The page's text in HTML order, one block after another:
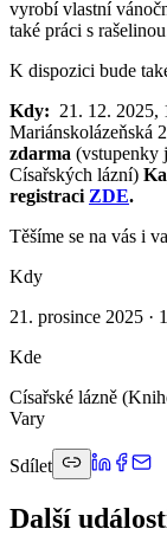
vyrobí vlastní
také práci s
K dispozici bude
Kdy: 21. 12. 2025,
Mariánskolázeňská
zdarma (vstupenky
Císařských lázní)
registraci ZDE.
Těšíme se na vás i
Kdy
21. prosince 2025 ·
Kde
Císařské lázně
Vary
Sdílet
Další